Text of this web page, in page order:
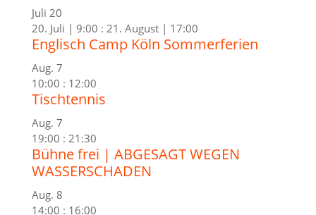
Juli 20
20. Juli | 9:00 : 21. August | 17:00
Englisch Camp Köln Sommerferien
Aug. 7
10:00 : 12:00
Tischtennis
Aug. 7
19:00 : 21:30
Bühne frei | ABGESAGT WEGEN
WASSERSCHADEN
Aug. 8
14:00 : 16:00